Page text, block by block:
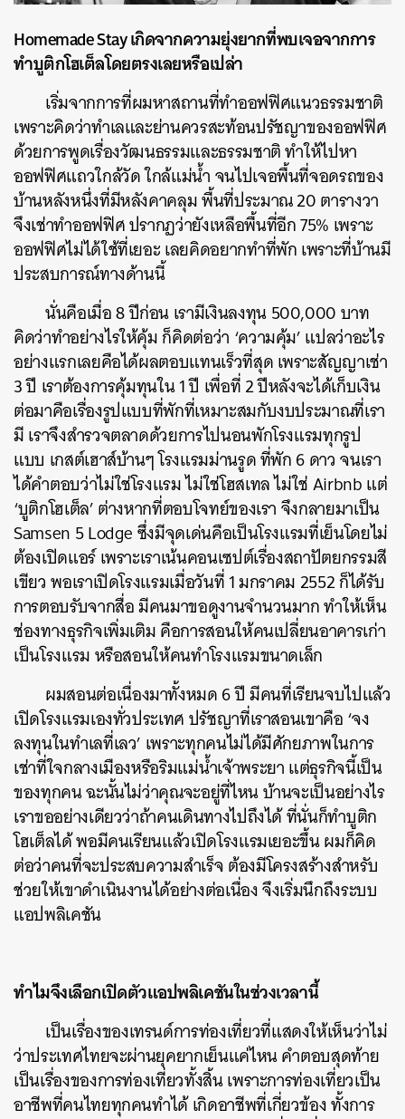
Homemade Stay เกิดจากความยุ่งยากที่พบเจอจากการ
ทำบูติกโฮเต็ลโดยตรงเลยหรือเปล่า
เริ่มจากการที่ผมหาสถานที่ทำออฟฟิศแนวธรรมชาติ
เพราะคิดว่าทำเลและย่านควรสะท้อนปรัชญาของออฟฟิศ
ด้วยการพูดเรื่องวัฒนธรรมและธรรมชาติ ทำให้ไปหา
ออฟฟิศแถวใกล้วัด ใกล้แม่น้ำ จนไปเจอพื้นที่จอดรถของ
บ้านหลังหนึ่งที่มีหลังคาคลุม พื้นที่ประมาณ 20 ตารางวา
จึงเช่าทำออฟฟิศ ปรากฏว่ายังเหลือพื้นที่อีก 75% เพราะ
ออฟฟิศไม่ได้ใช้ที่เยอะ เลยคิดอยากทำที่พัก เพราะที่บ้านมี
ประสบการณ์ทางด้านนี้
นั่นคือเมื่อ 8 ปีก่อน เรามีเงินลงทุน 500,000 บาท
คิดว่าทำอย่างไรให้คุ้ม ก็คิดต่อว่า ‘ความคุ้ม’ แปลว่าอะไร
อย่างแรกเลยคือได้ผลตอบแทนเร็วที่สุด เพราะสัญญาเช่า
3 ปี เราต้องการคุ้มทุนใน 1 ปี เพื่อที่ 2 ปีหลังจะได้เก็บเงิน
ต่อมาคือเรื่องรูปแบบที่พักที่เหมาะสมกับงบประมาณที่เรา
มี เราจึงสำรวจตลาดด้วยการไปนอนพักโรงแรมทุกรูป
แบบ เกสต์เฮาส์บ้านๆ โรงแรมม่านรูด ที่พัก 6 ดาว จนเรา
ได้คำตอบว่าไม่ใช่โรงแรม ไม่ใช่โฮสเทล ไม่ใช่ Airbnb แต่
‘บูติกโฮเต็ล’ ต่างหากที่ตอบโจทย์ของเรา จึงกลายมาเป็น
Samsen 5 Lodge ซึ่งมีจุดเด่นคือเป็นโรงแรมที่เย็นโดยไม่
ต้องเปิดแอร์ เพราะเราเน้นคอนเซปต์เรื่องสถาปัตยกรรมสี
เขียว พอเราเปิดโรงแรมเมื่อวันที่ 1 มกราคม 2552 ก็ได้รับ
การตอบรับจากสื่อ มีคนมาขอดูงานจำนวนมาก ทำให้เห็น
ช่องทางธุรกิจเพิ่มเติม คือการสอนให้คนเปลี่ยนอาคารเก่า
เป็นโรงแรม หรือสอนให้คนทำโรงแรมขนาดเล็ก
ผมสอนต่อเนื่องมาทั้งหมด 6 ปี มีคนที่เรียนจบไปแล้ว
เปิดโรงแรมเองทั่วประเทศ ปรัชญาที่เราสอนเขาคือ ‘จง
ลงทุนในทำเลที่เลว’ เพราะทุกคนไม่ได้มีศักยภาพในการ
เช่าที่ใจกลางเมืองหรือริมแม่น้ำเจ้าพระยา แต่ธุรกิจนี้เป็น
ของทุกคน ฉะนั้นไม่ว่าคุณจะอยู่ที่ไหน บ้านจะเป็นอย่างไร
เราขออย่างเดียวว่าถ้าคนเดินทางไปถึงได้ ที่นั่นก็ทำบูติก
โฮเต็ลได้ พอมีคนเรียนแล้วเปิดโรงแรมเยอะขึ้น ผมก็คิด
ต่อว่าคนที่จะประสบความสำเร็จ ต้องมีโครงสร้างสำหรับ
ช่วยให้เขาดำเนินงานได้อย่างต่อเนื่อง จึงเริ่มนึกถึงระบบ
แอปพลิเคชัน
ทำไมจึงเลือกเปิดตัวแอปพลิเคชันในช่วงเวลานี้
เป็นเรื่องของเทรนด์การท่องเที่ยวที่แสดงให้เห็นว่าไม่
ว่าประเทศไทยจะผ่านยุคยากเย็นแค่ไหน คำตอบสุดท้าย
เป็นเรื่องของการท่องเที่ยวทั้งสิ้น เพราะการท่องเที่ยวเป็น
อาชีพที่คนไทยทุกคนทำได้ เกิดอาชีพที่เกี่ยวข้อง ทั้งการ